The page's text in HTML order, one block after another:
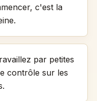
c'est la
par petites
contrôle sur les